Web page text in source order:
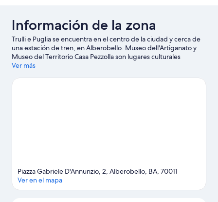
Información de la zona
Trulli e Puglia se encuentra en el centro de la ciudad y cerca de
una estación de tren, en Alberobello. Museo dell'Artiganato y
Museo del Territorio Casa Pezzolla son lugares culturales
destacados, y algunos de los puntos de interés del área incluyen
También vale la pena conocer Carnaval de Putignano y
Ver más
Piazza Gabriele D'Annunzio, 2, Alberobello, BA, 70011
Ver en el mapa